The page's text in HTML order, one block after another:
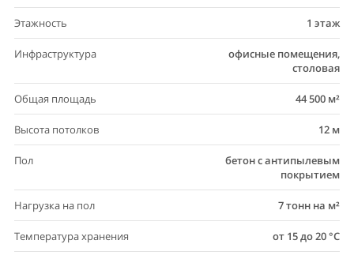
Этажность 1 этаж
Инфраструктура
офисные помещения,
столовая
Общая площадь 44 500 м²
Высота потолков 12 м
Пол
бетон с антипылевым
покрытием
Нагрузка на пол 7 тонн на м²
Температура хранения от 15 до 20 °C